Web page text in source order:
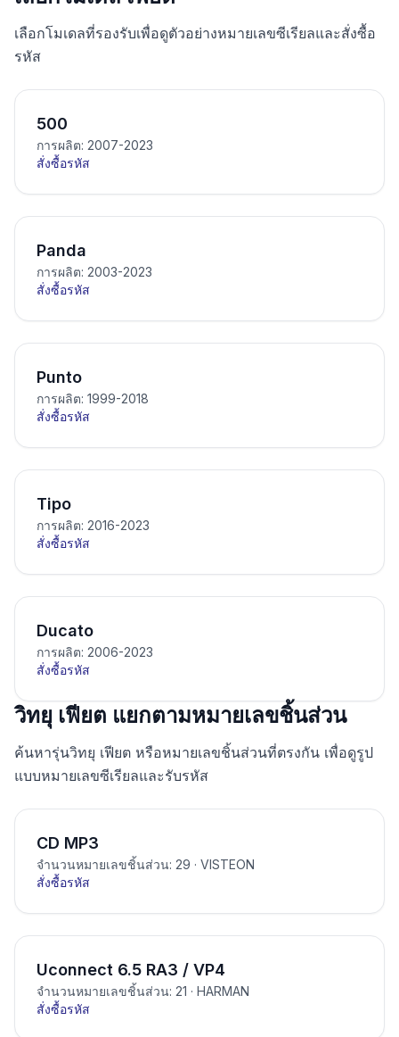
เลือกโมเดลที่รองรับเพื่อดูตัวอย่างหมายเลขซีเรียลและสั่งซื้อ
รหัส
500
การผลิต: 2007-2023
สั่งซื้อรหัส
Panda
การผลิต: 2003-2023
สั่งซื้อรหัส
Punto
การผลิต: 1999-2018
สั่งซื้อรหัส
Tipo
การผลิต: 2016-2023
สั่งซื้อรหัส
Ducato
การผลิต: 2006-2023
สั่งซื้อรหัส
วิทยุ เฟียต แยกตามหมายเลขชิ้นส่วน
ค้นหารุ่นวิทยุ เฟียต หรือหมายเลขชิ้นส่วนที่ตรงกัน เพื่อดูรูป
แบบหมายเลขซีเรียลและรับรหัส
CD MP3
จำนวนหมายเลขชิ้นส่วน: 29 · VISTEON
สั่งซื้อรหัส
Uconnect 6.5 RA3 / VP4
จำนวนหมายเลขชิ้นส่วน: 21 · HARMAN
สั่งซื้อรหัส